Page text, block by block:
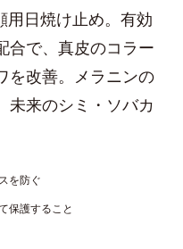
用日焼け止め。有効
合で、真皮のコラー
を改善。メラニンの
未来のシミ・ソバカ
を防ぐ
保護すること